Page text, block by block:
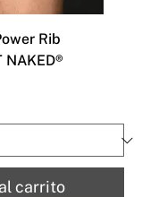
Rib
NAKED®
carrito